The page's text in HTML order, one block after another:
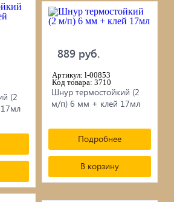
(2
889 руб.
Артикул: l-00853
Код товара: 3710
Шнур термостойкий (2
м/п) 6 мм + клей 17мл
Подробнее
В корзину